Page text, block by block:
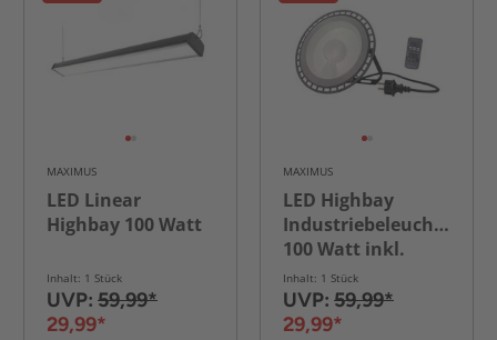
MAXIMUS
LED Linear
Highbay 100 Watt
Inhalt: 1 Stück
UVP: 59,99*
29,99*
MAXIMUS
LED Highbay
Industriebeleuchtung
100 Watt inkl.
Fernbedienung
11000 Lumen
Inhalt: 1 Stück
UVP: 59,99*
29,99*